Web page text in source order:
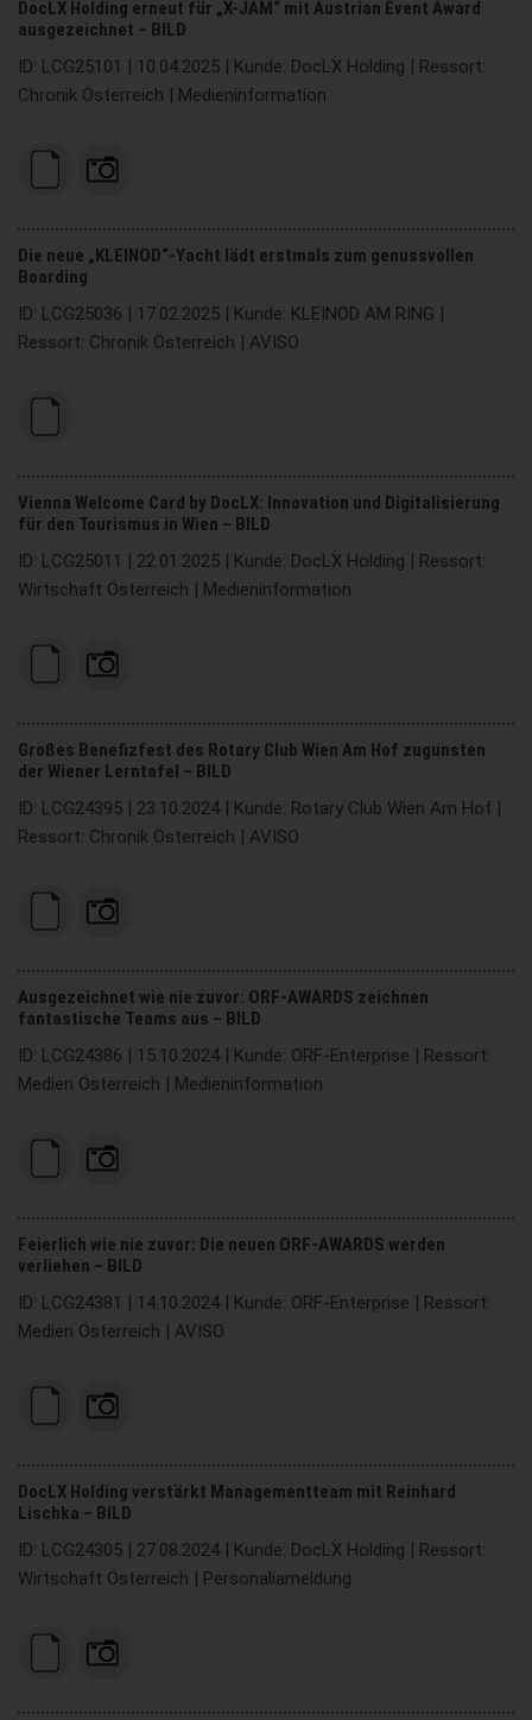
DocLX Holding erneut für „X-JAM“ mit Austrian Event Award
ausgezeichnet – BILD
ID: LCG25101 | 10.04.2025 | Kunde: DocLX Holding | Ressort:
Chronik Österreich | Medieninformation
Die neue „KLEINOD“-Yacht lädt erstmals zum genussvollen
Boarding
ID: LCG25036 | 17.02.2025 | Kunde: KLEINOD AM RING |
Ressort: Chronik Österreich | AVISO
Vienna Welcome Card by DocLX: Innovation und Digitalisierung
für den Tourismus in Wien – BILD
ID: LCG25011 | 22.01.2025 | Kunde: DocLX Holding | Ressort:
Wirtschaft Österreich | Medieninformation
Großes Benefizfest des Rotary Club Wien Am Hof zugunsten
der Wiener Lerntafel – BILD
ID: LCG24395 | 23.10.2024 | Kunde: Rotary Club Wien Am Hof |
Ressort: Chronik Österreich | AVISO
Ausgezeichnet wie nie zuvor: ORF-AWARDS zeichnen
fantastische Teams aus – BILD
ID: LCG24386 | 15.10.2024 | Kunde: ORF-Enterprise | Ressort:
Medien Österreich | Medieninformation
Feierlich wie nie zuvor: Die neuen ORF-AWARDS werden
verliehen – BILD
ID: LCG24381 | 14.10.2024 | Kunde: ORF-Enterprise | Ressort:
Medien Österreich | AVISO
DocLX Holding verstärkt Managementteam mit Reinhard
Lischka – BILD
ID: LCG24305 | 27.08.2024 | Kunde: DocLX Holding | Ressort:
Wirtschaft Österreich | Personaliameldung